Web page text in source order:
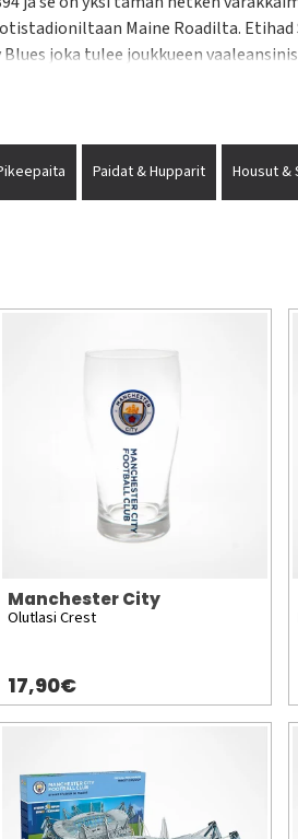
Maine Roadilta.
joka tulee joukkueen
mm. Kevin De Bruyne, Bernardo
Paidat & Hupparit Housut &
Manchester City
Olutlasi Crest
17,90€